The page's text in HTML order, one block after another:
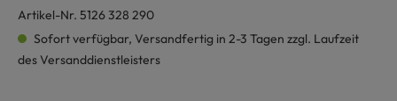
Artikel-Nr. 5126 328 290
Sofort verfügbar, Versandfertig in 2-3 Tagen zzgl. Laufzeit
des Versanddienstleisters